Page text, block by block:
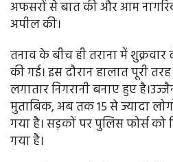
अफसरों से बात की और आम
अपील की।
तनाव के बीच ही तराना में
की गई। इस दौरान हालात पूरी
लगातार निगरानी बनाए हुए
मुताबिक, अब तक 15 से ज्यादा
गया है। सड़कों पर पुलिस फोर्स को
गया है।